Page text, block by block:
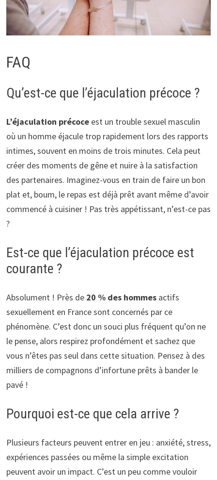
FAQ
Qu’est-ce que l’éjaculation précoce ?
L’éjaculation précoceest un trouble sexuel masculin
où un homme éjacule trop rapidement lors des rapports
intimes, souvent en moins de trois minutes. Cela peut
créer des moments de gêne et nuire à la satisfaction
des partenaires. Imaginez-vous en train de faire un bon
plat et, boum, le repas est déjà prêt avant même d’avoir
commencé à cuisiner ! Pas très appétissant, n’est-ce pas
?
Est-ce que l’éjaculation précoce est
courante ?
Absolument ! Près de 20 % des hommesactifs
sexuellement en France sont concernés par ce
phénomène. C’est donc un souci plus fréquent qu’on ne
le pense, alors respirez profondément et sachez que
vous n’êtes pas seul dans cette situation. Pensez à des
milliers de compagnons d’infortune prêts à bander le
pavé !
Pourquoi est-ce que cela arrive ?
Plusieurs facteurs peuvent entrer en jeu : anxiété, stress,
expériences passées ou même la simple excitation
peuvent avoir un impact. C’est un peu comme vouloir